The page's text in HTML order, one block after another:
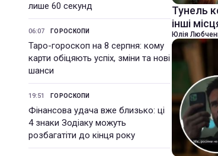
лише 60 секунд
06:07 ГОРОСКОПИ
Таро-гороскоп на 8 серпня: кому
карти обіцяють успіх, зміни та нові
шанси
19:51 ГОРОСКОПИ
Фінансова удача вже близько: ці
4 знаки Зодіаку можуть
розбагатіти до кінця року
Тунель
інші
Юлія